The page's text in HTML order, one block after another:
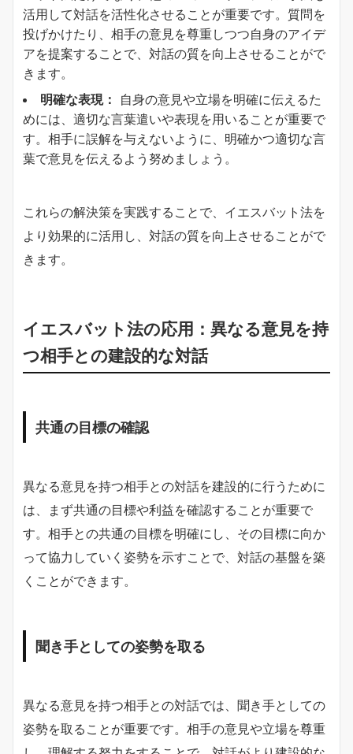
活用して対話を活性化させることが重要です。質問を
投げかけたり、相手の意見を尊重しつつ自身のアイデ
アを提案することで、対話の質を向上させることがで
きます。
明確な表現：
自身の意見や立場を明確に伝えるた
めには、適切な言葉遣いや表現を用いることが重要で
す。相手に誤解を与えないように、明確かつ適切な言
葉で意見を伝えるよう努めましょう。
これらの解決策を実践することで、イエスバット法を
より効果的に活用し、対話の質を向上させることがで
きます。
イエスバット法の応用：異なる意見を持
つ相手との建設的な対話
共通の目標の確認
異なる意見を持つ相手との対話を建設的に行うために
は、まず共通の目標や利益を確認することが重要で
す。相手との共通の目標を明確にし、その目標に向か
って協力していく姿勢を示すことで、対話の基盤を築
くことができます。
聞き手としての姿勢を取る
異なる意見を持つ相手との対話では、聞き手としての
姿勢を取ることが重要です。相手の意見や立場を尊重